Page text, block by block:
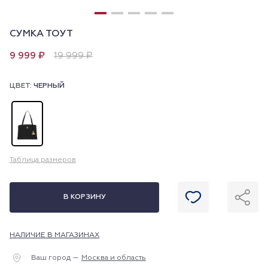
СУМКА ТОУТ
9 999 ₽ 19 999 ₽
ЦВЕТ: ЧЕРНЫЙ
Таблица размеров
В КОРЗИНУ
НАЛИЧИЕ В МАГАЗИНАХ
Ваш город — Москва и область